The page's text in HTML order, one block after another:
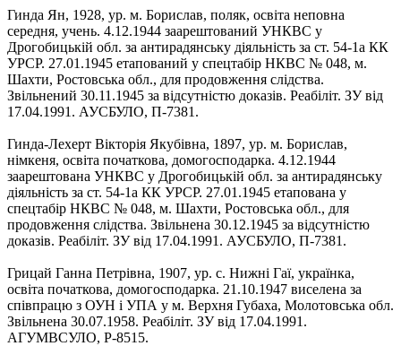
Гинда Ян, 1928, ур. м. Борислав, поляк, освіта неповна
середня, учень. 4.12.1944 заарештований УНКВС у
Дрогобицькій обл. за антирадянську діяльність за ст. 54-1а КК
УРСР. 27.01.1945 етапований у спецтабір НКВС № 048, м.
Шахти, Ростовська обл., для продовження слідства.
Звільнений 30.11.1945 за відсутністю доказів. Реабіліт. ЗУ від
17.04.1991. АУСБУЛО, П-7381.
Гинда-Лехерт Вікторія Якубівна, 1897, ур. м. Борислав,
німкеня, освіта початкова, домогосподарка. 4.12.1944
заарештована УНКВС у Дрогобицькій обл. за антирадянську
діяльність за ст. 54-1а КК УРСР. 27.01.1945 етапована у
спецтабір НКВС № 048, м. Шахти, Ростовська обл., для
продовження слідства. Звільнена 30.12.1945 за відсутністю
доказів. Реабіліт. ЗУ від 17.04.1991. АУСБУЛО, П-7381.
Грицай Ганна Петрівна, 1907, ур. с. Нижні Гаї, українка,
освіта початкова, домогосподарка. 21.10.1947 виселена за
співпрацю з ОУН і УПА у м. Верхня Губаха, Молотовська обл.
Звільнена 30.07.1958. Реабіліт. ЗУ від 17.04.1991.
АГУМВСУЛО, Р-8515.